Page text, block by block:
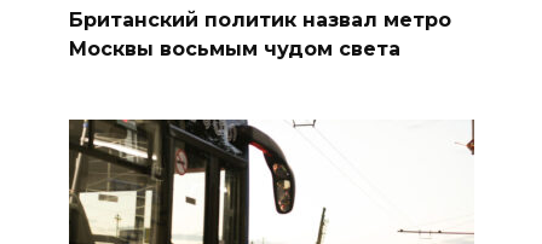
Британский политик назвал метро
Москвы восьмым чудом света